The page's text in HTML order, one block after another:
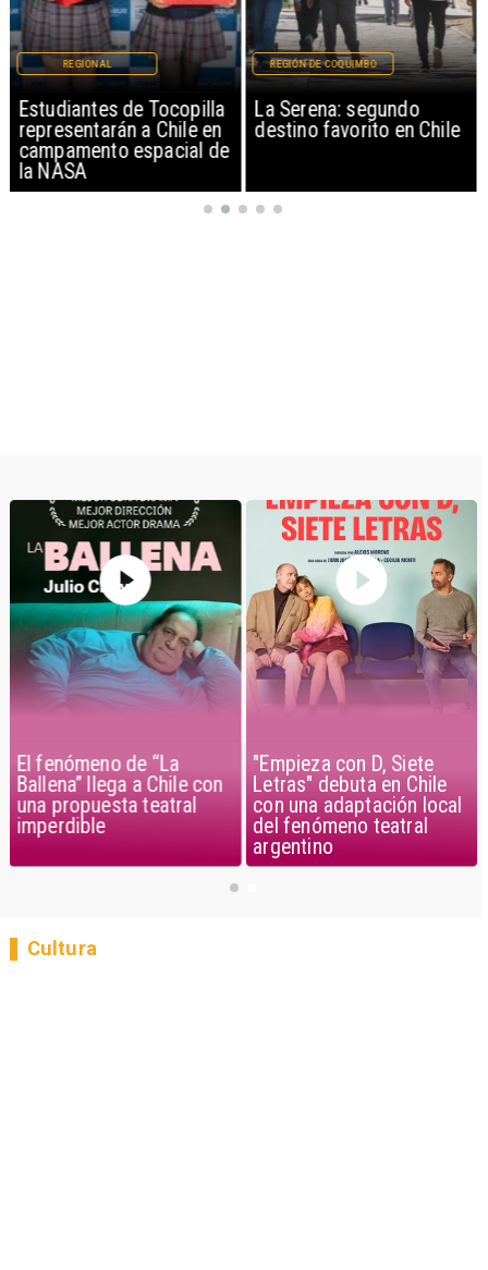
Estudiantes de Tocopilla
representarán a Chile en
campamento espacial de
la NASA
REGIONAL
La Serena: segundo
destino favorito en Chile
REGIÓN DE COQUIMBO
El fenómeno de “La
Ballena” llega a Chile con
una propuesta teatral
imperdible
"Empieza con D, Siete
Letras" debuta en Chile
con una adaptación local
del fenómeno teatral
argentino
Cultura